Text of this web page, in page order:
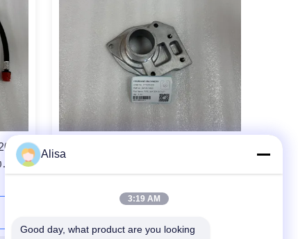
Alisa
3:19 AM
Good day, what product are you looking